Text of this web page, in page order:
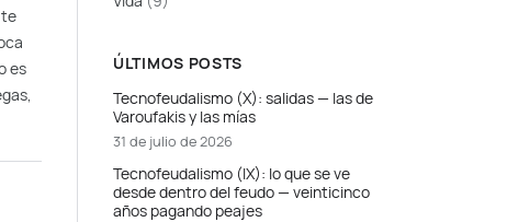
te
es
ÚLTIMOS POSTS
Tecnofeudalismo (X): salidas — las de
Varoufakis y las mías
31 de julio de 2026
Tecnofeudalismo (IX): lo que se ve
desde dentro del feudo — veinticinco
años pagando peajes